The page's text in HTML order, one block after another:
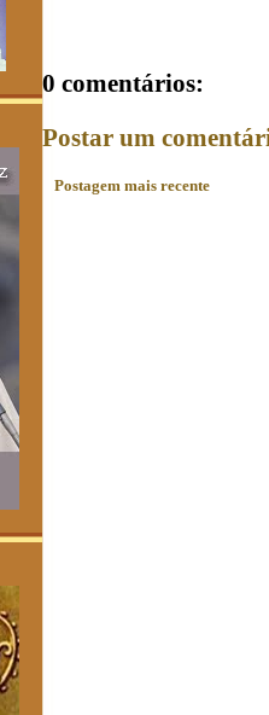
0 comentários:
Postar um
Postagem mais recente